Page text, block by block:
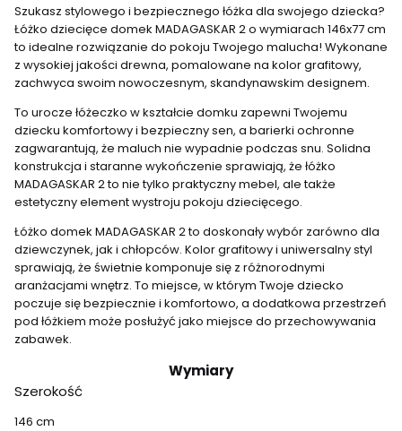
Szukasz stylowego i bezpiecznego łóżka dla swojego dziecka?
Łóżko dziecięce domek MADAGASKAR 2 o wymiarach 146x77 cm
to idealne rozwiązanie do pokoju Twojego malucha! Wykonane
z wysokiej jakości drewna, pomalowane na kolor grafitowy,
zachwyca swoim nowoczesnym, skandynawskim designem.
To urocze łóżeczko w kształcie domku zapewni Twojemu
dziecku komfortowy i bezpieczny sen, a barierki ochronne
zagwarantują, że maluch nie wypadnie podczas snu. Solidna
konstrukcja i staranne wykończenie sprawiają, że łóżko
MADAGASKAR 2 to nie tylko praktyczny mebel, ale także
estetyczny element wystroju pokoju dziecięcego.
Łóżko domek MADAGASKAR 2 to doskonały wybór zarówno dla
dziewczynek, jak i chłopców. Kolor grafitowy i uniwersalny styl
sprawiają, że świetnie komponuje się z różnorodnymi
aranżacjami wnętrz. To miejsce, w którym Twoje dziecko
poczuje się bezpiecznie i komfortowo, a dodatkowa przestrzeń
pod łóżkiem może posłużyć jako miejsce do przechowywania
zabawek.
Wymiary
Szerokość
146 cm